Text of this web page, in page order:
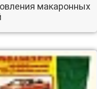
макаронных